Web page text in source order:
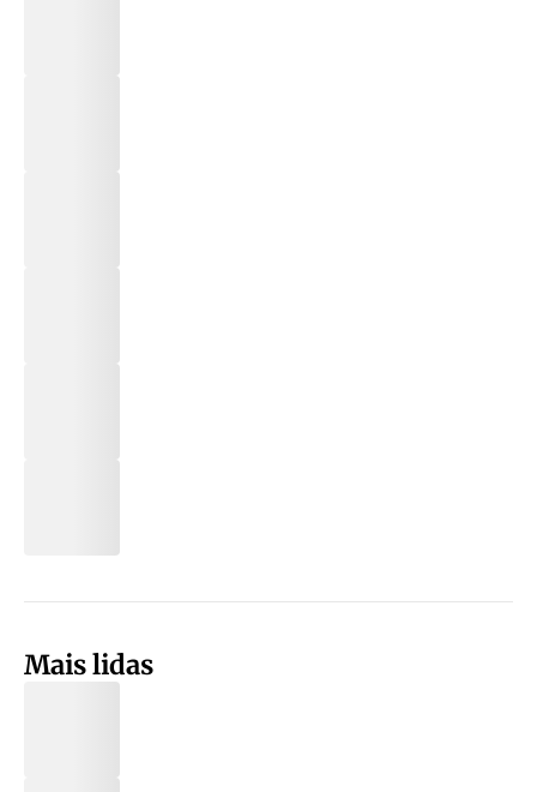
Mais lidas